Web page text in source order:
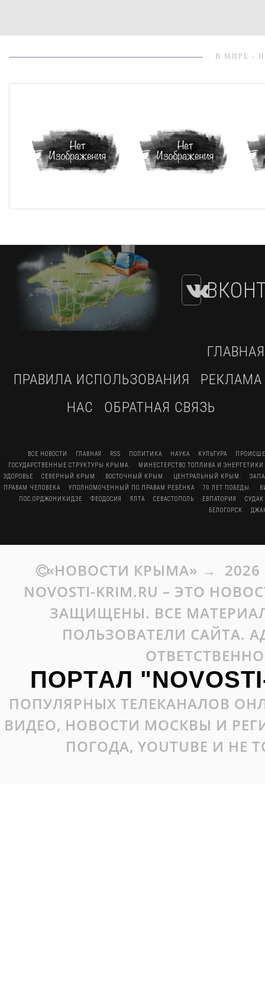
В МИРЕ -
ГЛАВНАЯ
ПРАВИЛА ИСПОЛЬЗОВАНИЯ
РЕКЛАМА
НАС
ОБРАТНАЯ СВЯЗЬ
ВСЕ НОВОСТИ ГЛАВНАЯ RSS ПОЛИТИКА НАУКА КУЛЬТУРА
ГОСУДАРСТВЕННЫЕ СТРУКТУРЫ КРЫМА.
МИНЕСТЕРСТВО ТОПЛИВА И
ЗДОРОВЬЕ
СЕВЕРНЫЙ КРЫМ. ВОСТОЧНЫЙ КРЫМ. ЦЕНТРАЛЬНЫЙ КРЫМ.
ПРАВАМ ЧЕЛОВЕКА
УПОЛНОМОЧЕННЫЙ ПО ПРАВАМ РЕБЁНКА 70 ЛЕТ ПОБЕДЫ.
ПОС.ОРДЖОНИКИДЗЕ
ФЕОДОСИЯ ЯЛТА СЕВАСТОПОЛЬ ЕВПАТОРИЯ
СУДАК
БЕЛОГОРСК
«НОВОСТИ КРЫМА» → 2026
NOVOSTI-KRIM.RU – ЭТО
ЗАЩИЩЕНЫ. ВСЕ
ПОЛЬЗОВАТЕЛИ САЙТА.
ПОРТАЛ
ПОПУЛЯРНЫХ ТЕЛЕКАНАЛОВ
ВИДЕО, НОВОСТИ МОСКВЫ И
ПОГОДА, YOUTUBE И